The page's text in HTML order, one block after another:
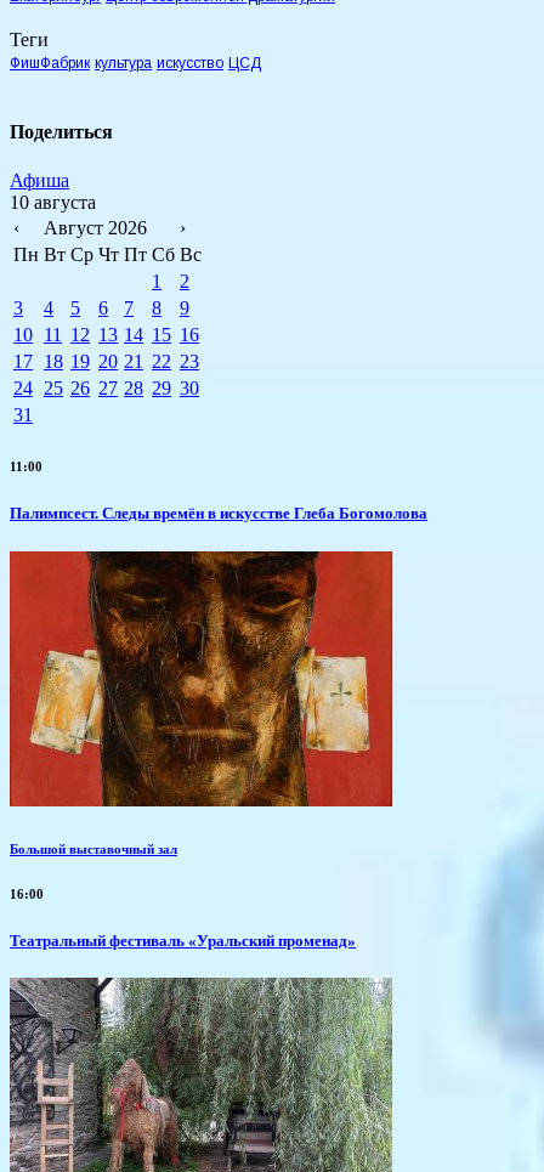
Теги
ФишФабрик культура искусство ЦСД
Поделиться
Афиша
10 августа
‹
Август 2026
›
Пн Вт Ср Чт Пт Сб Вс
1
2
3
4 5 6 7 8
9
10 11 12 13 14 15 16
17 18 19 20 21 22 23
24 25 26 27 28 29 30
31
11:00
Палимпсест. Следы времён в искусстве Глеба Богомолова
Большой выставочный зал
16:00
Театральный фестиваль «Уральский променад»